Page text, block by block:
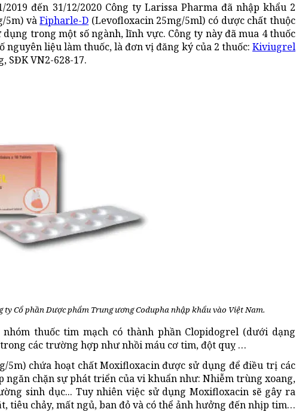
đến 31/12/2020 Công ty Larissa Pharma đã nhập khẩu 2
5m) vàFipharle-D (Levofloxacin 25mg/5ml) có dược chất thuộc
trong một số ngành, lĩnh vực. Công ty này đã mua 4 thuốc
nguyên liệu làm thuốc, là đơn vị đăng ký của 2 thuốc: Kiviugrel
SĐK VN2-628-17.
ty Cổ phần Dược phẩm Trung ương Codupha nhập khẩu vào Việt Nam.
nhóm thuốc tim mạch có thành phần Clopidogrel (dưới dạng
các trường hợp như nhồi máu cơ tim, đột quỵ …
5m) chứa hoạt chất Moxifloxacin được sử dụng để điều trị các
chặn sự phát triển của vi khuẩn như: Nhiễm trùng xoang,
sinh dục... Tuy nhiên việc sử dụng Moxifloxacin sẽ gây ra
tiêu chảy, mất ngủ, ban đỏ và có thể ảnh hưởng đến nhịp tim…